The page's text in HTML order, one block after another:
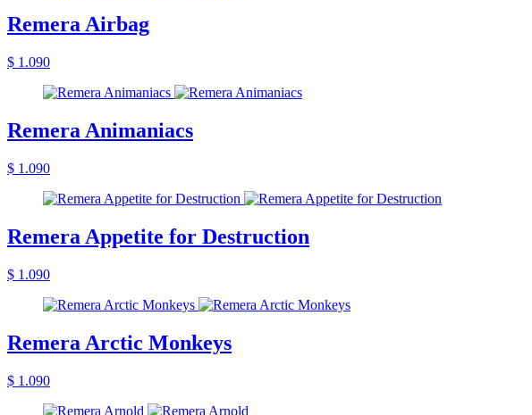
Remera Airbag
$ 1.090
Remera Animaniacs
$ 1.090
Remera Appetite for Destruction
$ 1.090
Remera Arctic Monkeys
$ 1.090